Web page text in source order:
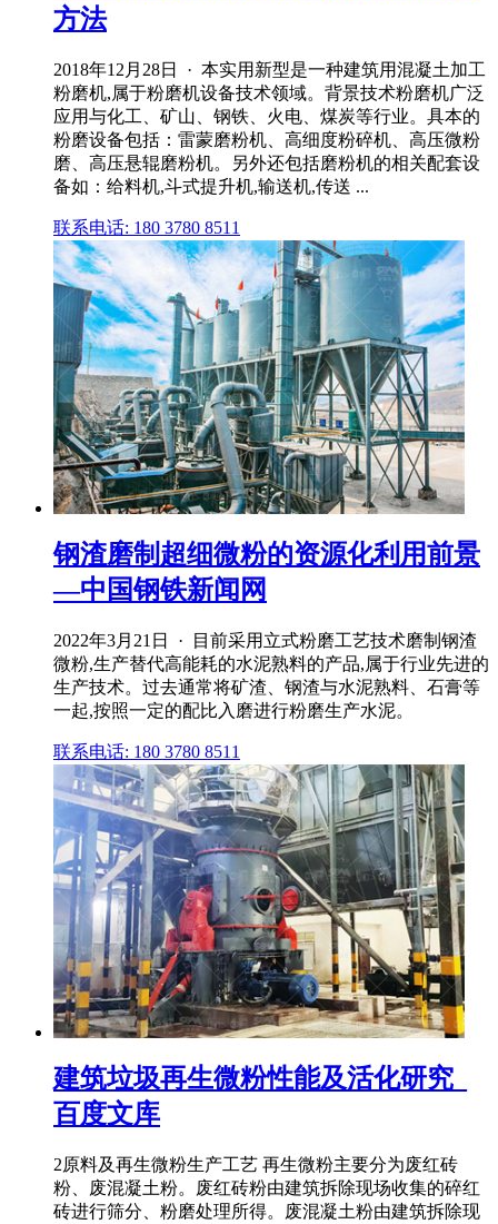
方法
2018年12月28日 · 本实用新型是一种建筑用混凝土加工
粉磨机,属于粉磨机设备技术领域。背景技术粉磨机广泛
应用与化工、矿山、钢铁、火电、煤炭等行业。具本的
粉磨设备包括：雷蒙磨粉机、高细度粉碎机、高压微粉
磨、高压悬辊磨粉机。另外还包括磨粉机的相关配套设
备如：给料机,斗式提升机,输送机,传送 ...
联系电话: 180 3780 8511
钢渣磨制超细微粉的资源化利用前景
—中国钢铁新闻网
2022年3月21日 · 目前采用立式粉磨工艺技术磨制钢渣
微粉,生产替代高能耗的水泥熟料的产品,属于行业先进的
生产技术。过去通常将矿渣、钢渣与水泥熟料、石膏等
一起,按照一定的配比入磨进行粉磨生产水泥。
联系电话: 180 3780 8511
建筑垃圾再生微粉性能及活化研究_
百度文库
2原料及再生微粉生产工艺 再生微粉主要分为废红砖
粉、废混凝土粉。废红砖粉由建筑拆除现场收集的碎红
砖进行筛分、粉磨处理所得。废混凝土粉由建筑拆除现